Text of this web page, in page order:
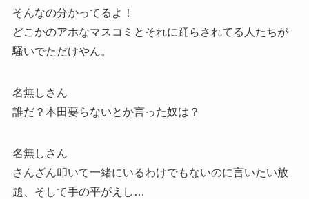
そんなの分かってるよ！
どこかのアホなマスコミとそれに踊らされてる人たちが
騒いでただけやん。
名無しさん
誰だ？本田要らないとか言った奴は？
名無しさん
さんざん叩いて一緒にいるわけでもないのに言いたい放
題、そして手の平がえし…